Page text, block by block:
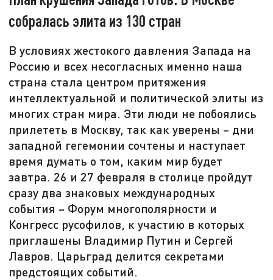
собралась элита из 130 стран
В условиях жестокого давления Запада на
Россию и всех несогласных именно наша
страна стала центром притяжения
интеллектуальной и политической элиты из
многих стран мира. Эти люди не побоялись
прилететь в Москву, так как уверены – дни
западной гегемонии сочтены и наступает
время думать о том, каким мир будет
завтра. 26 и 27 февраля в столице пройдут
сразу два знаковых международных
события – Форум многополярности и
Конгресс русофилов, к участию в которых
приглашены Владимир Путин и Сергей
Лавров. Царьград делится секретами
предстоящих событий.